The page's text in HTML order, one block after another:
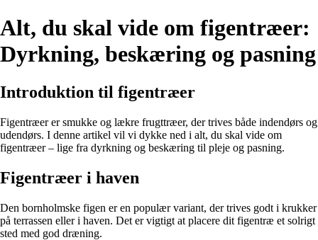
Alt, du skal vide om figentræer:
Dyrkning, beskæring og pasning
Introduktion til figentræer
Figentræer er smukke og lækre frugttræer, der trives både indendørs og
udendørs. I denne artikel vil vi dykke ned i alt, du skal vide om
figentræer – lige fra dyrkning og beskæring til pleje og pasning.
Figentræer i haven
Den bornholmske figen er en populær variant, der trives godt i krukker
på terrassen eller i haven. Det er vigtigt at placere dit figentræ et solrigt
sted med god dræning.